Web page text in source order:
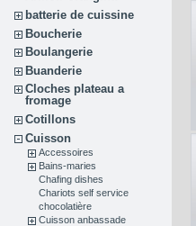
batterie de cuissine
Boucherie
Boulangerie
Buanderie
Cloches plateau a
fromage
Cotillons
Cuisson
Accessoires
Bains-maries
Chafing dishes
Chariots self service
chocolatière
Cuisson anbassade